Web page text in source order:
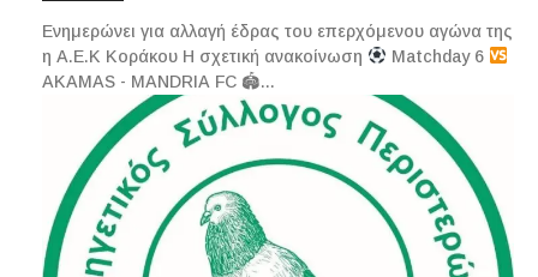
Ενημερώνει για αλλαγή έδρας του επερχόμενου αγώνα της
η Α.Ε.Κ Κοράκου Η σχετική ανακοίνωση
Matchday 6
AKAMAS - MANDRIA FC 🏟...